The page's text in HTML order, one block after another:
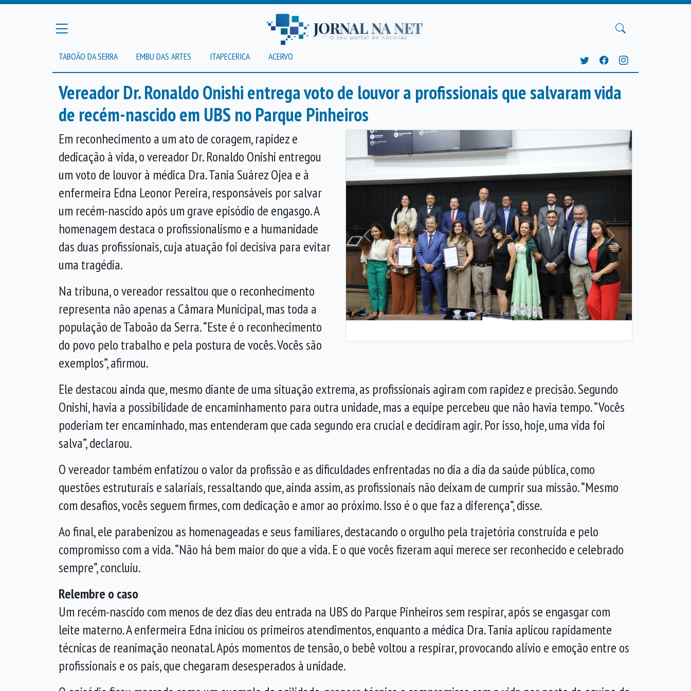
TABOÃO DA SERRA EMBU DAS ARTES ITAPECERICA ACERVO
Vereador Dr. Ronaldo Onishi entrega voto de louvor a profissionais que salvaram vida
de recém-nascido em UBS no Parque Pinheiros
Anterior Próxima
Em reconhecimento a um ato de coragem, rapidez e
dedicação à vida, o vereador Dr. Ronaldo Onishi entregou
um voto de louvor à médica Dra. Tania Suárez Ojea e à
enfermeira Edna Leonor Pereira, responsáveis por salvar
um recém-nascido após um grave episódio de engasgo. A
homenagem destaca o profissionalismo e a humanidade
das duas profissionais, cuja atuação foi decisiva para evitar
uma tragédia.
Na tribuna, o vereador ressaltou que o reconhecimento
representa não apenas a Câmara Municipal, mas toda a
população de Taboão da Serra. “Este é o reconhecimento
do povo pelo trabalho e pela postura de vocês. Vocês são
exemplos”, afirmou.
Ele destacou ainda que, mesmo diante de uma situação extrema, as profissionais agiram com rapidez e precisão. Segundo
Onishi, havia a possibilidade de encaminhamento para outra unidade, mas a equipe percebeu que não havia tempo. “Vocês
poderiam ter encaminhado, mas entenderam que cada segundo era crucial e decidiram agir. Por isso, hoje, uma vida foi
salva”, declarou.
O vereador também enfatizou o valor da profissão e as dificuldades enfrentadas no dia a dia da saúde pública, como
questões estruturais e salariais, ressaltando que, ainda assim, as profissionais não deixam de cumprir sua missão. “Mesmo
com desafios, vocês seguem firmes, com dedicação e amor ao próximo. Isso é o que faz a diferença”, disse.
Ao final, ele parabenizou as homenageadas e seus familiares, destacando o orgulho pela trajetória construída e pelo
compromisso com a vida. “Não há bem maior do que a vida. E o que vocês fizeram aqui merece ser reconhecido e celebrado
sempre”, concluiu.
Relembre o caso
Um recém-nascido com menos de dez dias deu entrada na UBS do Parque Pinheiros sem respirar, após se engasgar com
leite materno. A enfermeira Edna iniciou os primeiros atendimentos, enquanto a médica Dra. Tania aplicou rapidamente
técnicas de reanimação neonatal. Após momentos de tensão, o bebê voltou a respirar, provocando alívio e emoção entre os
profissionais e os pais, que chegaram desesperados à unidade.